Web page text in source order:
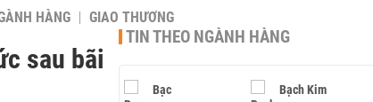
HÀNG GIAO THƯƠNG
sau bãi
TIN THEO NGÀNH HÀNG
Bạc Bạch Kim